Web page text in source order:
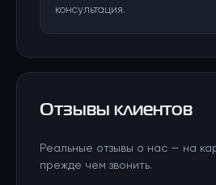
консультация.
Отзывы клиентов
Реальные отзывы о нас — на
прежде чем звонить.